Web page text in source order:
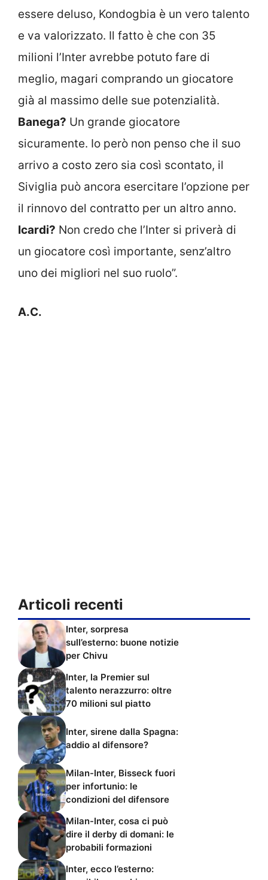
essere deluso, Kondogbia è un vero talento
e va valorizzato. Il fatto è che con 35
milioni l’Inter avrebbe potuto fare di
meglio, magari comprando un giocatore
già al massimo delle sue potenzialità.
Banega? Un grande giocatore
sicuramente. Io però non penso che il suo
arrivo a costo zero sia così scontato, il
Siviglia può ancora esercitare l’opzione per
il rinnovo del contratto per un altro anno.
Icardi? Non credo che l’Inter si priverà di
un giocatore così importante, senz’altro
uno dei migliori nel suo ruolo”.
A.C.
Articoli recenti
Inter, sorpresa
sull’esterno: buone notizie
per Chivu
Inter, la Premier sul
talento nerazzurro: oltre
70 milioni sul piatto
Inter, sirene dalla Spagna:
addio al difensore?
Milan-Inter, Bisseck fuori
per infortunio: le
condizioni del difensore
Milan-Inter, cosa ci può
dire il derby di domani: le
probabili formazioni
Inter, ecco l’esterno: